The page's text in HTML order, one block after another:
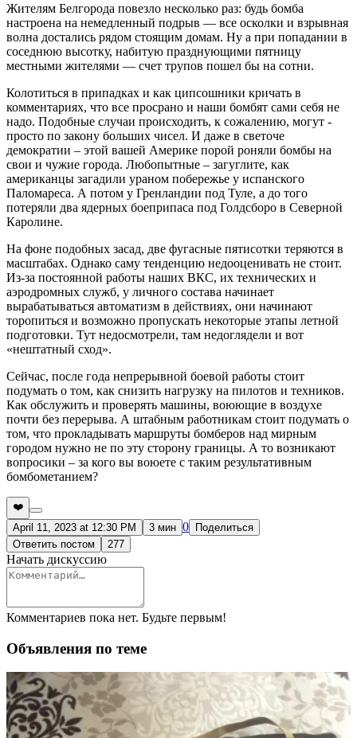
Жителям Белгорода повезло несколько раз: будь бомба
настроена на немедленный подрыв — все осколки и взрывная
волна достались рядом стоящим домам. Ну а при попадании в
соседнюю высотку, набитую празднующими пятницу
местными жителями — счет трупов пошел бы на сотни.
Колотиться в припадках и как ципсошники кричать в
комментариях, что все просрано и наши бомбят сами себя не
надо. Подобные случаи происходить, к сожалению, могут -
просто по закону больших чисел. И даже в светоче
демократии – этой вашей Америке порой роняли бомбы на
свои и чужие города. Любопытные – загуглите, как
американцы загадили ураном побережье у испанского
Паломареса. А потом у Гренландии под Туле, а до того
потеряли два ядерных боеприпаса под Голдсборо в Северной
Каролине.
На фоне подобных засад, две фугасные пятисотки теряются в
масштабах. Однако саму тенденцию недооценивать не стоит.
Из-за постоянной работы наших ВКС, их технических и
аэродромных служб, у личного состава начинает
вырабатываться автоматизм в действиях, они начинают
торопиться и возможно пропускать некоторые этапы летной
подготовки. Тут недосмотрели, там недоглядели и вот
«нештатный сход».
Сейчас, после года непрерывной боевой работы стоит
подумать о том, как снизить нагрузку на пилотов и техников.
Как обслужить и проверять машины, воюющие в воздухе
почти без перерыва. А штабным работникам стоит подумать о
том, что прокладывать маршруты бомберов над мирным
городом нужно не по эту сторону границы. А то возникают
вопросики – за кого вы воюете с таким результативным
бомбометанием?
❤️
April 11, 2023 at 12:30 PM
3 мин 0
Поделиться
Ответить постом
277
Начать дискуссию
Комментариев пока нет. Будьте первым!
Объявления по теме